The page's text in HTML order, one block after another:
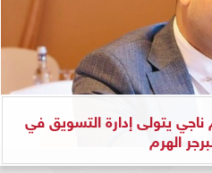
يتولى إدارة التسويق في
الهرم